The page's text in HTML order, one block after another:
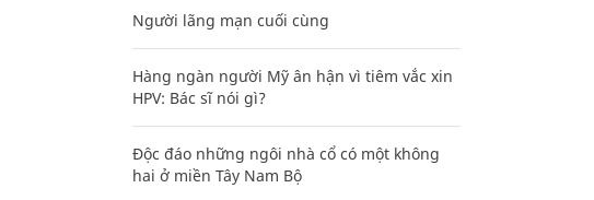
Người lãng mạn cuối cùng
Hàng ngàn người Mỹ ân hận vì tiêm vắc xin
HPV: Bác sĩ nói gì?
Độc đáo những ngôi nhà cổ có một không
hai ở miền Tây Nam Bộ